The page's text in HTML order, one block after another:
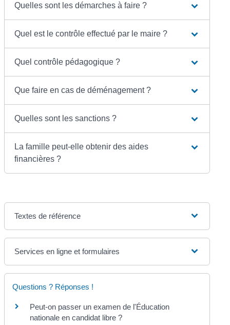
Quelles sont les démarches à faire ?
Quel est le contrôle effectué par le maire ?
Quel contrôle pédagogique ?
Que faire en cas de déménagement ?
Quelles sont les sanctions ?
La famille peut-elle obtenir des aides
financières ?
Textes de référence
Services en ligne et formulaires
Questions ? Réponses !
Peut-on passer un examen de l'Éducation
nationale en candidat libre ?